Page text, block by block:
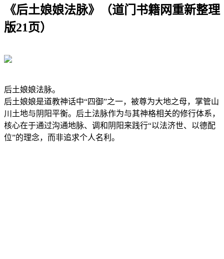
《后土娘娘法脉》（道门书籍网重新整理
版21页）
后土娘娘法脉。
后土娘娘是道教神话中“四御”之一，被尊为大地之母，掌管山
川土地与阴阳平衡。后土法脉作为与其神格相关的修行体系，
核心在于通过沟通地脉、调和阴阳来践行“以法济世、以德配
位”的理念，而非追求个人名利。